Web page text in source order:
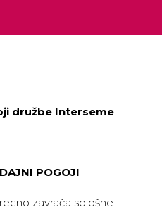
družbe Interseme
POGOJI
zavrača splošne